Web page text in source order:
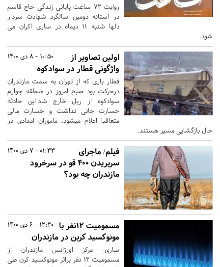
روایت ۷۲ ساعت پایانی زندگی حاج قاسم
در آستانه دومین سالگرد شهادت سردار
دلها شنبه 11 دیماه در ساری اکران می
شود.
10:50 - 8 دی 1400
اولین تصاویر از
واژگونی قطار در سوادکوه
قطار باری که از تهران به سمت مازندران
درحرکت بود صبح امروز در منطقه جوارم
سوادکوه از ریل خارج شد.این حادثه
خسارت جانی نداشت و خسارت مالی
متعاقبا اعلام میشود، ماموران امدادی در
حال بازگشایی مسیر هستند.
01:33 - 7 دی 1400
فیلم/ ماجرای
سربریدن ۴۰۰ قو در سرخرود
مازندران چه بود؟
12:20 - 6 دی 1400
مسمومیت ۱۲نفر با
مونوکسید کربن در مازندران
ساری- مرکز اورژانس مازندران از
مسمومیت ۱۲ نفر براثر مونوکسید کرن طی